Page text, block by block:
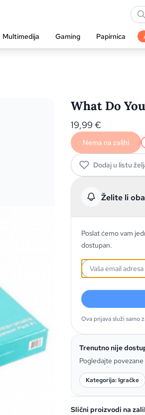
Multimedija Gaming Papirnica
What Do
19,99 €
Nema na zalihi
Dodaj u listu
Želite li
Poslat ćemo vam
dostupan.
Ova prijava služi samo
Trenutno nije
Pogledajte
Kategorija: Igračke
Slični proizvodi na